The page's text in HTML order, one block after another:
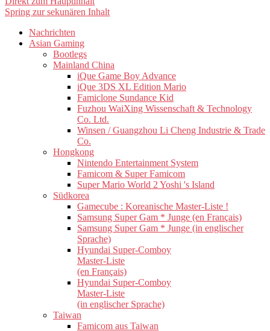
Spring zur sekunären Inhalt
Nachrichten
Asian Gaming
Bootlegs
Mainland China
iQue Game Boy Advance
iQue 3DS XL Edition Mario
Famiclone Sundance Kid
Fuzhou WaiXing Wissenschaft & Technology
Co. Ltd.
Winsen / Guangzhou Li Cheng Industrie & Trade
Co.
Hongkong
Nintendo Entertainment System
Famicom & Super Famicom
Super Mario World 2 Yoshi 's Island
Südkorea
Gamecube : Koreanische Master-Liste !
Samsung Super Gam * Junge (en Français)
Samsung Super Gam * Junge (in englischer
Sprache)
Hyundai Super-Comboy
Master-Liste
(en Français)
Hyundai Super-Comboy
Master-Liste
(in englischer Sprache)
Taiwan
Famicom aus Taiwan